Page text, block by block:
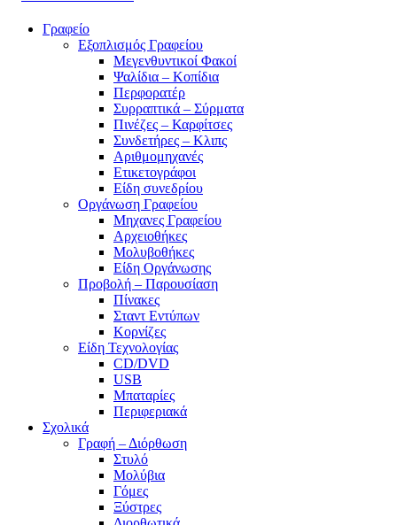
Γραφείο
Εξοπλισμός Γραφείου
Μεγενθυντικοί Φακοί
Ψαλίδια – Κοπίδια
Περφορατέρ
Συρραπτικά – Σύρματα
Πινέζες – Καρφίτσες
Συνδετήρες – Κλιπς
Αριθμομηχανές
Ετικετογράφοι
Είδη συνεδρίου
Οργάνωση Γραφείου
Μηχανες Γραφείου
Αρχειοθήκες
Μολυβοθήκες
Είδη Οργάνωσης
Προβολή – Παρουσίαση
Πίνακες
Σταντ Εντύπων
Κορνίζες
Είδη Τεχνολογίας
CD/DVD
USB
Μπαταρίες
Περιφεριακά
Σχολικά
Γραφή – Διόρθωση
Στυλό
Μολύβια
Γόμες
Ξύστρες